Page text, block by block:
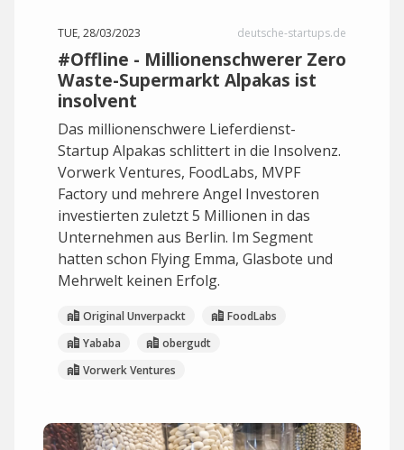
TUE, 28/03/2023 deutsche-startups.de
#Offline - Millionenschwerer Zero
Waste-Supermarkt Alpakas ist
insolvent
Das millionenschwere Lieferdienst-
Startup Alpakas schlittert in die Insolvenz.
Vorwerk Ventures, FoodLabs, MVPF
Factory und mehrere Angel Investoren
investierten zuletzt 5 Millionen in das
Unternehmen aus Berlin. Im Segment
hatten schon Flying Emma, Glasbote und
Mehrwelt keinen Erfolg.
Original Unverpackt
FoodLabs
Yababa
obergudt
Vorwerk Ventures